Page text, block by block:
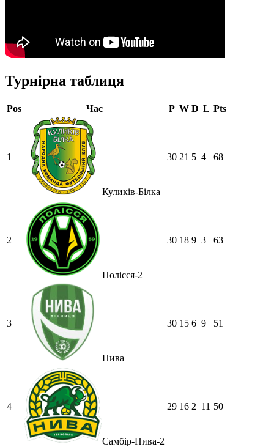
Турнірна таблиця
Pos Час P W D L Pts
1
Куликів-Білка
30 21 5 4 68
2
Полісся-2
30 18 9 3 63
3
Нива
30 15 6 9 51
4
Самбір-Нива-2
29 16 2 11 50